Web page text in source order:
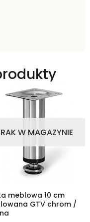
W MAGAZYNIE
meblowa 10 cm
GTV chrom /